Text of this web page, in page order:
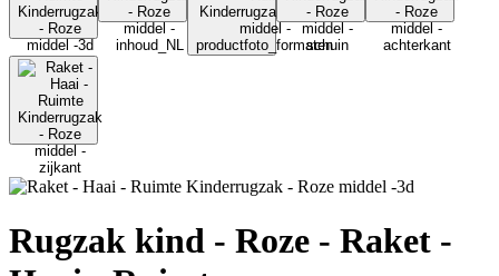
Rugzak kind - Roze - Raket -